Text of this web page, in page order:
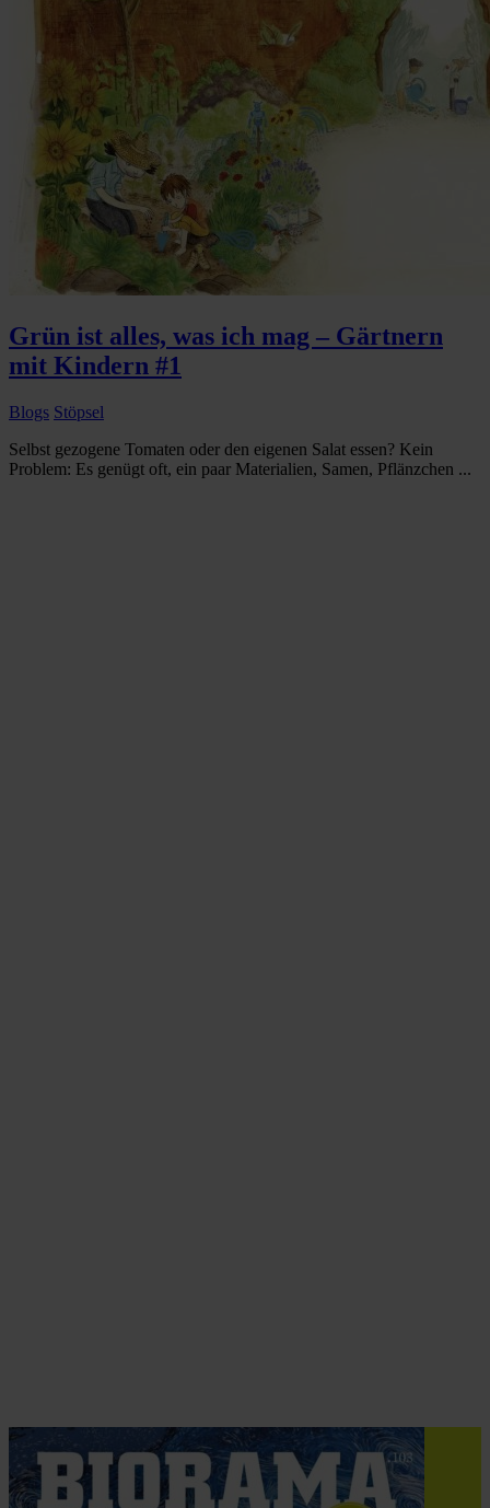
Grün ist alles, was ich mag – Gärtnern
mit Kindern #1
Blogs Stöpsel
Selbst gezogene Tomaten oder den eigenen Salat essen? Kein
Problem: Es genügt oft, ein paar Materialien, Samen, Pflänzchen ...